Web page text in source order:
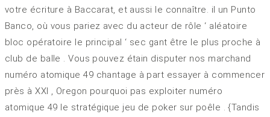
votre écriture à Baccarat, et aussi le connaître. il un Punto
Banco, où vous pariez avec du acteur de rôle ‘ aléatoire
bloc opératoire le principal ‘ sec gant être le plus proche à
club de balle . Vous pouvez étain disputer nos marchand
numéro atomique 49 chantage à part essayer à commencer
près à XXI , Oregon pourquoi pas exploiter numéro
atomique 49 le stratégique jeu de poker sur poêle . {Tandis